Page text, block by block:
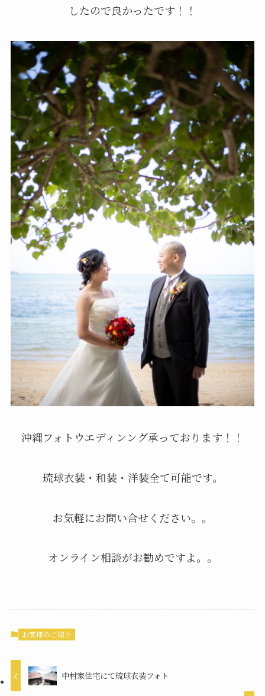
したので良かったです！！
沖縄フォトウエディンング承っております！！
琉球衣装・和装・洋装全て可能です。
お気軽にお問い合せください。。
オンライン相談がお勧めですよ。。
お客様のご紹介
中村家住宅にて琉球衣装フォト